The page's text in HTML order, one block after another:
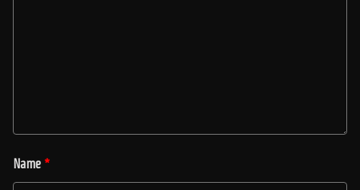
Name *